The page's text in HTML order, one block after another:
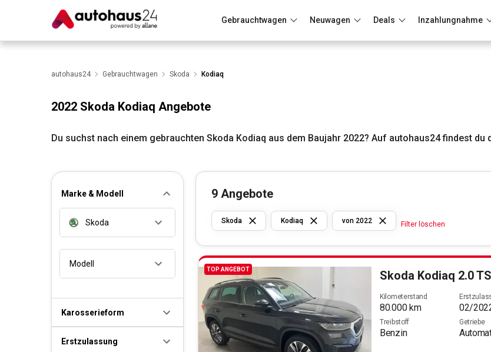
Gebrauchtwagen Neuwagen Deals Inzahlungnahme
Wir bewerten dein AutoRund um die Inzahlungnahme
autohaus24 Gebrauchtwagen Skoda Kodiaq
2022 Skoda Kodiaq Angebote
Du suchst nach einem gebrauchten Skoda Kodiaq aus dem Baujahr 2022? Auf autohaus24 findest
Marke & Modell
Skoda
Modell
Karosserieform
Erstzulassung
9 Angebote
von
Skoda Kodiaq von 2022 Filter löschen
TOP ANGEBOT Skoda Kodiaq 2.0 TSI Tour 4x4
Kilometerstand
80.000km 02/
Treibstoff
Benzin
Getriebe